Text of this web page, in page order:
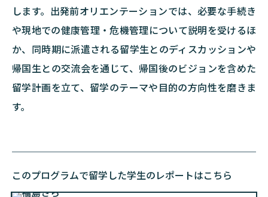
します。出発前オリエンテーションでは、必要な手続き
や現地での健康管理・危機管理について説明を受けるほ
か、同時期に派遣される留学生とのディスカッションや
帰国生との交流会を通じて、帰国後のビジョンを含めた
留学計画を立て、留学のテーマや目的の方向性を磨きま
す。
このプログラムで留学した学生のレポートはこちら